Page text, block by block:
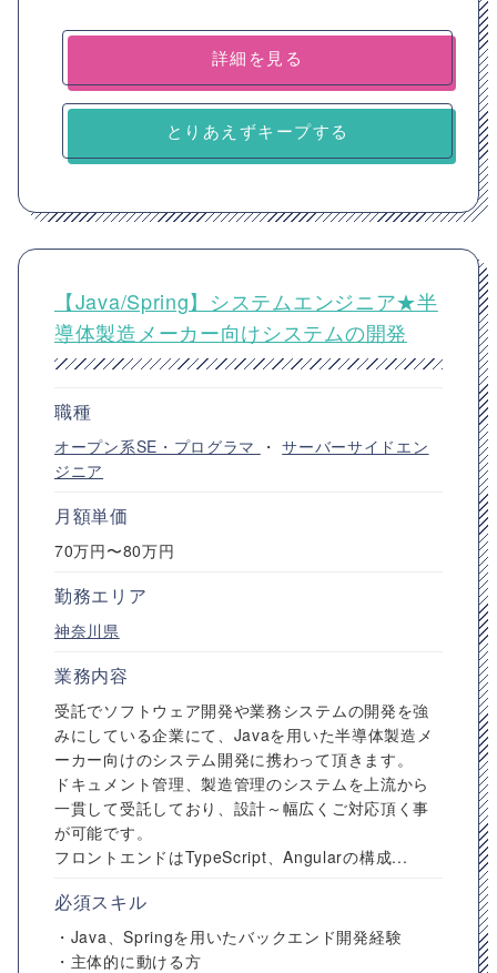
詳細を見る
とりあえずキープする
【Java/Spring】システムエンジニア★半
導体製造メーカー向けシステムの開発
職種
オープン系SE・プログラマ ・サーバーサイドエン
ジニア
月額単価
70万円〜80万円
勤務エリア
神奈川県
業務内容
受託でソフトウェア開発や業務システムの開発を強
みにしている企業にて、Javaを用いた半導体製造メ
ーカー向けのシステム開発に携わって頂きます。
ドキュメント管理、製造管理のシステムを上流から
一貫して受託しており、設計～幅広くご対応頂く事
が可能です。
フロントエンドはTypeScript、Angularの構成...
必須スキル
・Java、Springを用いたバックエンド開発経験
・主体的に動ける方